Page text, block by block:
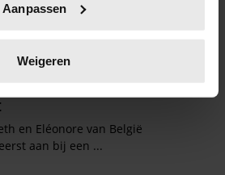
eigenschappen (fingerprinting)
in het
om content en advertenties te
voor social media te bieden
Aanpassen
Weigeren